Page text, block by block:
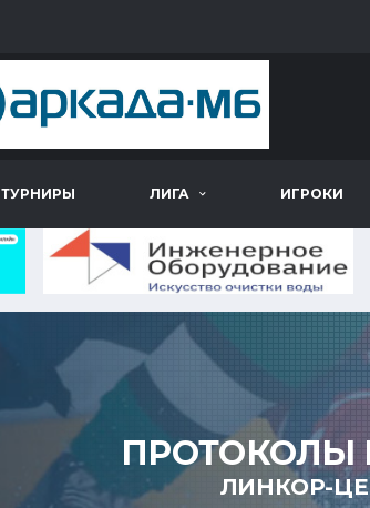
ТУРНИРЫ ЛИГА ИГРОКИ
ПРОТОКОЛЫ
ЛИНКОР-